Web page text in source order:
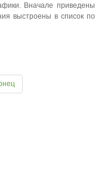
Вначале приведены
выстроены в список по